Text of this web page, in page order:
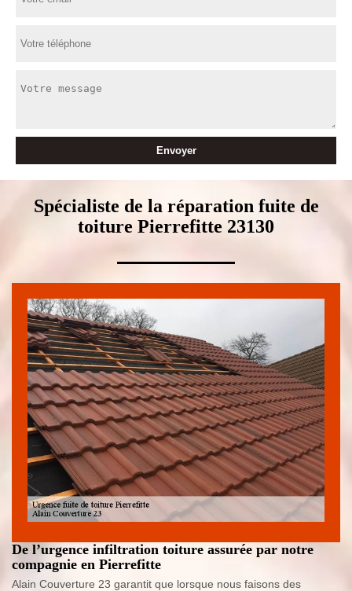
Spécialiste de la réparation fuite de
toiture Pierrefitte 23130
De l’urgence infiltration toiture assurée par notre
compagnie en Pierrefitte
Alain Couverture 23 garantit que lorsque nous faisons des